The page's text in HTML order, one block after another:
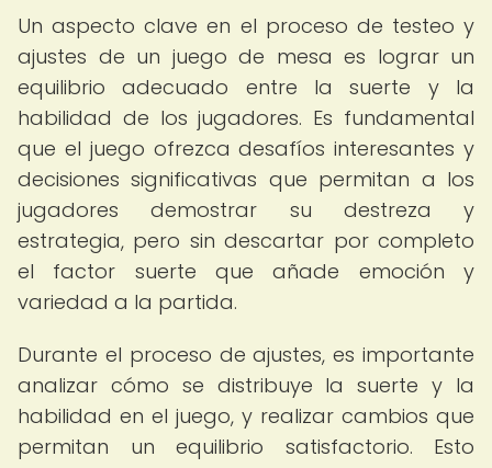
Un aspecto clave en el proceso de testeo y
ajustes de un juego de mesa es lograr un
equilibrio adecuado entre la suerte y la
habilidad de los jugadores. Es fundamental
que el juego ofrezca desafíos interesantes y
decisiones significativas que permitan a los
jugadores demostrar su destreza y
estrategia, pero sin descartar por completo
el factor suerte que añade emoción y
variedad a la partida.
Durante el proceso de ajustes, es importante
analizar cómo se distribuye la suerte y la
habilidad en el juego, y realizar cambios que
permitan un equilibrio satisfactorio. Esto